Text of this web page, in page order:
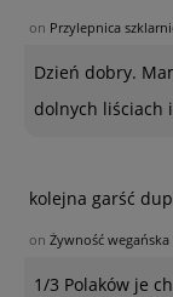
on Przylepnica
Dzień dobry.
dolnych liściach
kolejna garść
on Żywność
1/3 Polaków je